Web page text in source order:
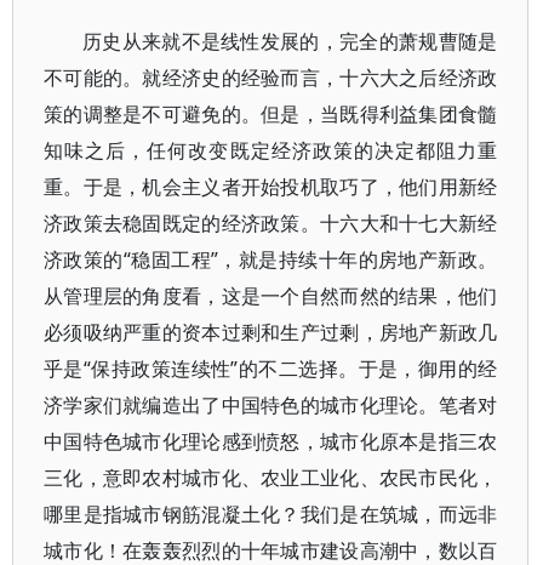
历史从来就不是线性发展的，完全的萧规曹随是
不可能的。就经济史的经验而言，十六大之后经济政
策的调整是不可避免的。但是，当既得利益集团食髓
知味之后，任何改变既定经济政策的决定都阻力重
重。于是，机会主义者开始投机取巧了，他们用新经
济政策去稳固既定的经济政策。十六大和十七大新经
济政策的“稳固工程”，就是持续十年的房地产新政。
从管理层的角度看，这是一个自然而然的结果，他们
必须吸纳严重的资本过剩和生产过剩，房地产新政几
乎是“保持政策连续性”的不二选择。于是，御用的经
济学家们就编造出了中国特色的城市化理论。笔者对
中国特色城市化理论感到愤怒，城市化原本是指三农
三化，意即农村城市化、农业工业化、农民市民化，
哪里是指城市钢筋混凝土化？我们是在筑城，而远非
城市化！在轰轰烈烈的十年城市建设高潮中，数以百